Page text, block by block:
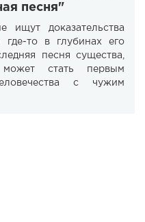
песня"
ищут доказательства
где-то в глубинах его
песня существа,
стать первым
с чужим